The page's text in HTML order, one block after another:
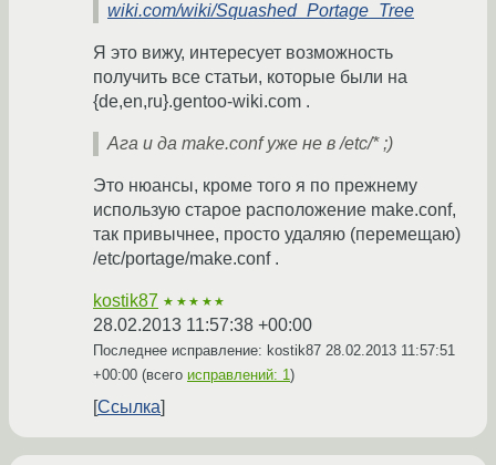
wiki.com/wiki/Squashed_Portage_Tree
Я это вижу, интересует возможность
получить все статьи, которые были на
{de,en,ru}.gentoo-wiki.com .
Ага и да make.conf уже не в /etc/* ;)
Это нюансы, кроме того я по прежнему
использую старое расположение make.conf,
так привычнее, просто удаляю (перемещаю)
/etc/portage/make.conf .
kostik87 ★★★★★
28.02.2013 11:57:38 +00:00
Последнее исправление: kostik87 28.02.2013 11:57:51
+00:00 (всего исправлений: 1)
Ссылка